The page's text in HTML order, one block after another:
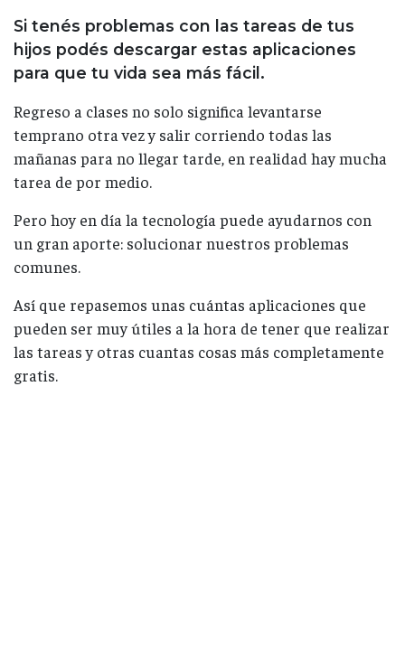
Si tenés problemas con las tareas de tus
hijos podés descargar estas aplicaciones
para que tu vida sea más fácil.
Regreso a clases no solo significa levantarse
temprano otra vez y salir corriendo todas las
mañanas para no llegar tarde, en realidad hay mucha
tarea de por medio.
Pero hoy en día la tecnología puede ayudarnos con
un gran aporte: solucionar nuestros problemas
comunes.
Así que repasemos unas cuántas aplicaciones que
pueden ser muy útiles a la hora de tener que realizar
las tareas y otras cuantas cosas más completamente
gratis.